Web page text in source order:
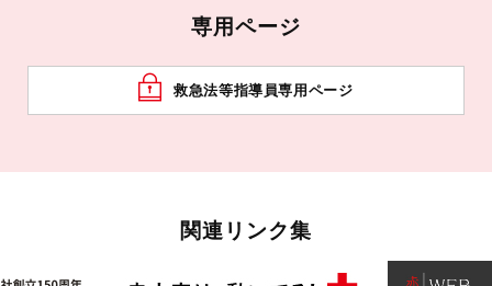
専用ページ
救急法等指導員専用ページ
関連リンク集